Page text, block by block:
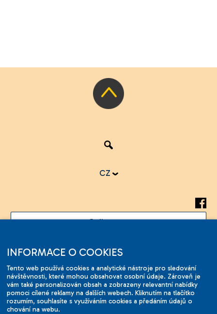
CZ
Online test
2001-2026 © ILC Brno.
Změny vyhrazeny.
INFORMACE O COOKIES
Tento web používá cookies a analytické nástroje pro sledování
návštěvnosti, které mohou obsahovat osobní údaje. Zároveň je
vám také personalizován obsah a zobrazeny relevantní nabídky
pomoci cílené reklamy na dalších webech. Kliknutím na tlačítko
rozumím, souhlasíte s využíváním cookies a předáním údajů o
chování na webu.